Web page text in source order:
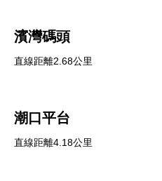
濱灣碼頭
直線距離2.68公里
潮口平台
直線距離4.18公里